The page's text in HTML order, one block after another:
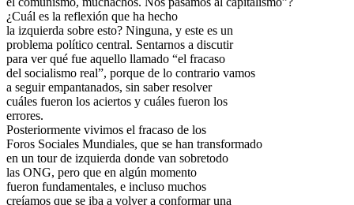
¿Cuál es la reflexión que ha hecho
la izquierda sobre esto? Ninguna, y este es un
problema político central. Sentarnos a discutir
para ver qué fue aquello llamado “el fracaso
del socialismo real”, porque de lo contrario vamos
a seguir empantanados, sin saber resolver
cuáles fueron los aciertos y cuáles fueron los
errores.
Posteriormente vivimos el fracaso de los
Foros Sociales Mundiales, que se han transformado
en un tour de izquierda donde van sobretodo
las ONG, pero que en algún momento
fueron fundamentales, e incluso muchos
creíamos que se iba a volver a conformar una